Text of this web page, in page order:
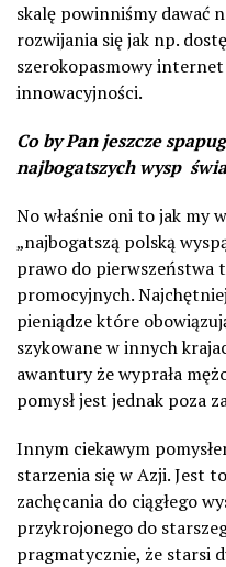
skalę powinniśmy dawać
rozwijania się jak np.
szerokopasmowy
innowacyjności.
Co by Pan jeszcze
najbogatszych wysp
No właśnie oni to jak my
„najbogatszą polską
prawo do pierwszeństwa
promocyjnych.
pieniądze które
szykowane w innych
awantury że wyprała
pomysł jest jednak poza
Innym ciekawym
starzenia się w Azji. Jest
zachęcania do ciągłego
przykrojonego do
pragmatycznie, że starsi